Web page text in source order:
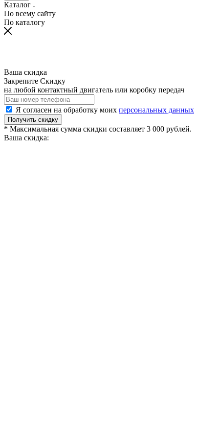
Каталог
По всему сайту
По каталогу
Ваша скидка
Закрепите Скидку
на любой контактный двигатель или коробку передач
Я согласен на обработку моих персональных данных
Получить скидку
* Максимальная сумма скидки составляет 3 000 рублей.
Ваша скидка: